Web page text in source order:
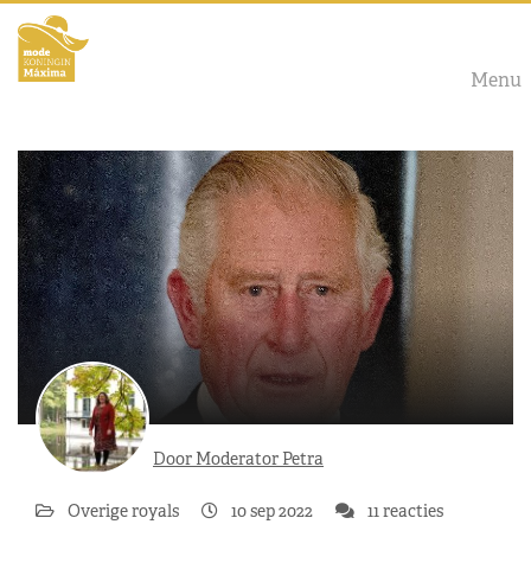
Menu
Door Moderator Petra
Overige royals 10 sep 2022 11 reacties